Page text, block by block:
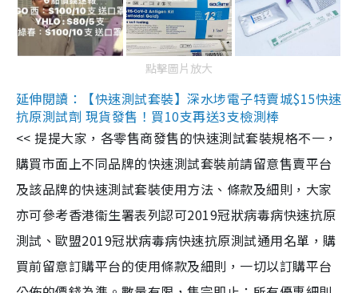
點擊圖片放大
延伸閱讀：【快速測試套裝】深水埗電子特賣城$15快速
抗原測試劑 現貨發售！買10支再送3支檢測棒
<< 提提大家，各零售商發售的快速測試套裝規格不一，
購買市面上不同品牌的快速測試套裝前請留意售賣平台
及該品牌的快速測試套裝使用方法、條款及細則，大家
亦可參考香港衞生署表列認可2019冠狀病毒病快速抗原
測試、歐盟2019冠狀病毒病快速抗原測試通用名單，購
買前留意訂購平台的使用條款及細則，一切以訂購平台